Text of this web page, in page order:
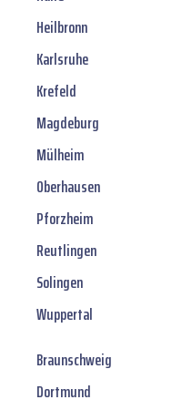
Heilbronn
Karlsruhe
Krefeld
Magdeburg
Mülheim
Oberhausen
Pforzheim
Reutlingen
Solingen
Wuppertal
Braunschweig
Dortmund